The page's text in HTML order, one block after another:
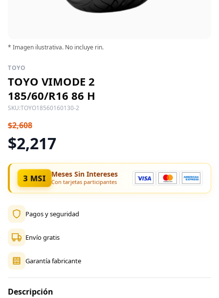
* Imagen ilustrativa. No incluye rin.
TOYO
TOYO VIMODE 2
185/60/R16 86 H
SKU:TOYO18560160130-2
$2,608
$2,217
3 MSI Meses Sin Intereses
Con tarjetas participantes
Pagos y seguridad
Envío gratis
Garantía fabricante
Descripción